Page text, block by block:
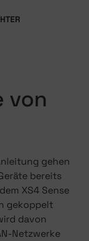
von
gehen
bereits
XS4 Sense
gekoppelt
davon
Netzwerke